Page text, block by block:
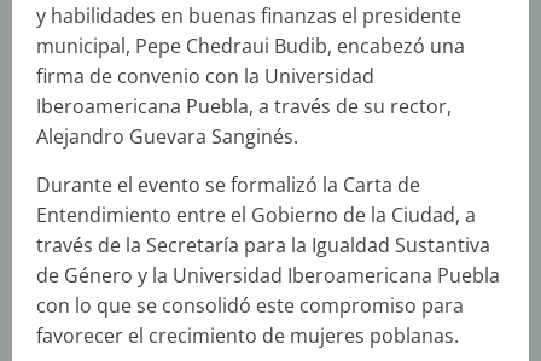
y habilidades en buenas finanzas el presidente
municipal, Pepe Chedraui Budib, encabezó una
firma de convenio con la Universidad
Iberoamericana Puebla, a través de su rector,
Alejandro Guevara Sanginés.
Durante el evento se formalizó la Carta de
Entendimiento entre el Gobierno de la Ciudad, a
través de la Secretaría para la Igualdad Sustantiva
de Género y la Universidad Iberoamericana Puebla
con lo que se consolidó este compromiso para
favorecer el crecimiento de mujeres poblanas.